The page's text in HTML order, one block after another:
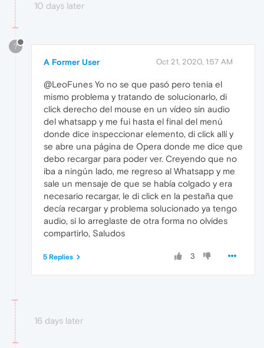
10 days later
?
A Former User Oct 21, 2020, 1:57 AM
@LeoFunes Yo no se que pasó pero tenia el
mismo problema y tratando de solucionarlo, di
click derecho del mouse en un vídeo sin audio
del whatsapp y me fui hasta el final del menú
donde dice inspeccionar elemento, di click allí y
se abre una página de Opera donde me dice que
debo recargar para poder ver. Creyendo que no
iba a ningún lado, me regreso al Whatsapp y me
sale un mensaje de que se había colgado y era
necesario recargar, le di click en la pestaña que
decía recargar y problema solucionado ya tengo
audio, si lo arreglaste de otra forma no olvides
compartirlo, Saludos
3
5 Replies
16 days later